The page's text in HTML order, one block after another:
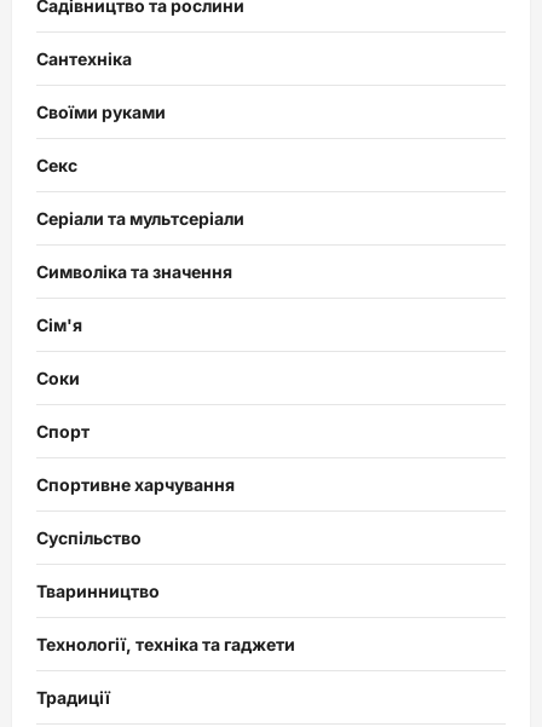
Садівництво та рослини
Сантехніка
Своїми руками
Секс
Серіали та мультсеріали
Символіка та значення
Сім'я
Соки
Спорт
Спортивне харчування
Суспільство
Тваринництво
Технології, техніка та гаджети
Традиції